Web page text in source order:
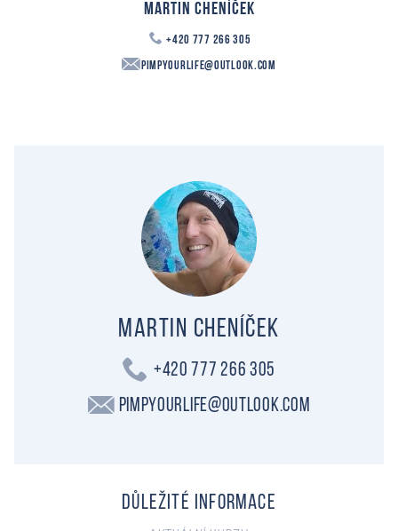
Martin Cheníček
+420 777 266 305
PimpYourLife@outlook.com
Martin Cheníček
+420 777 266 305
PimpYourLife@outlook.com
Důležité informace